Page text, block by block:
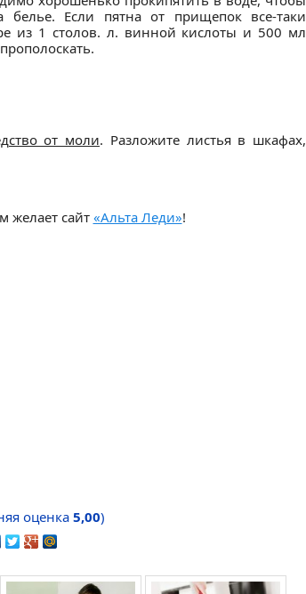
Если пятна от прищепок все-таки
из 1 столов. л. винной кислоты и 500 мл
от моли. Разложите листья в шкафах,
желает сайт«Альта Леди»!
оценка 5,00)